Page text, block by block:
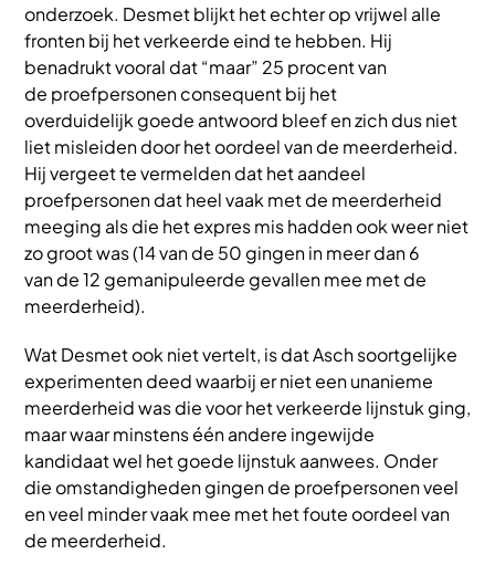
onderzoek. Desmet blijkt het echter op vrijwel alle
fronten bij het verkeerde eind te hebben. Hij
benadrukt vooral dat “maar” 25 procent van
de proefpersonen consequent bij het
overduidelijk goede antwoord bleef en zich dus niet
liet misleiden door het oordeel van de meerderheid.
Hij vergeet te vermelden dat het aandeel
proefpersonen dat heel vaak met de meerderheid
meeging als die het expres mis hadden ook weer niet
zo groot was (14 van de 50 gingen in meer dan 6
van de 12 gemanipuleerde gevallen mee met de
meerderheid).
Wat Desmet ook niet vertelt, is dat Asch soortgelijke
experimenten deed waarbij er niet een unanieme
meerderheid was die voor het verkeerde lijnstuk ging,
maar waar minstens één andere ingewijde
kandidaat wel het goede lijnstuk aanwees. Onder
die omstandigheden gingen de proefpersonen veel
en veel minder vaak mee met het foute oordeel van
de meerderheid.